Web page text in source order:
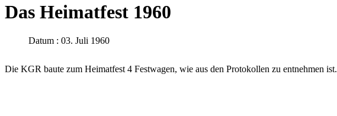
Das Heimatfest 1960
Datum : 03. Juli 1960
Die KGR baute zum Heimatfest 4 Festwagen, wie aus den Protokollen zu entnehmen ist.